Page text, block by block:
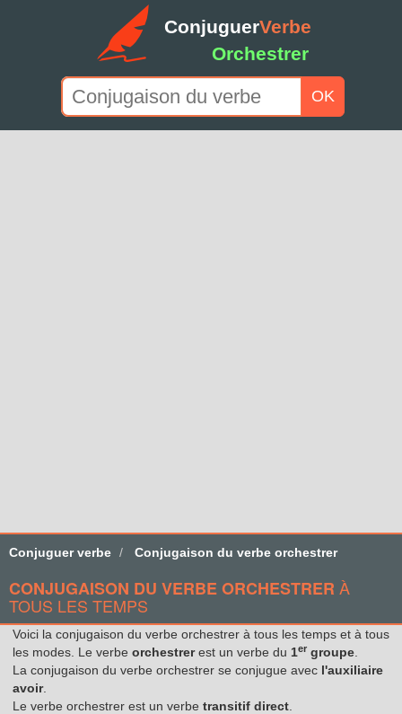
ConjuguerVerbe
Orchestrer
OK
Conjuguer verbe Conjugaison du verbe orchestrer
CONJUGAISON DU VERBE ORCHESTRER À
TOUS LES TEMPS
Voici la conjugaison du verbe orchestrer à tous les temps et à tous
les modes. Le verbe orchestrerest un verbe du 1er groupe
La conjugaison du verbe orchestrer se conjugue avec l'auxiliaire
avoir.
Le verbe orchestrer est un verbe transitif direct